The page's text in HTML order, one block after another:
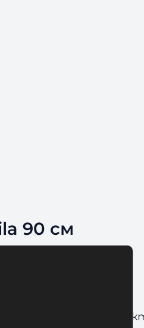
90 см
иска да тренира